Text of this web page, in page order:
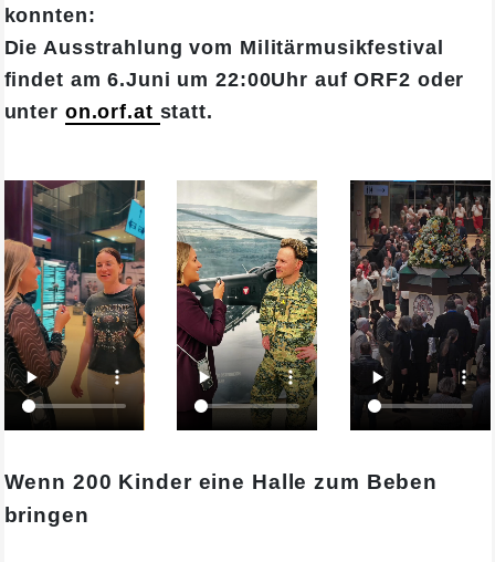
konnten:
Die Ausstrahlung vom Militärmusikfestival
findet am 6.Juni um 22:00Uhr auf ORF2 oder
unter on.orf.at statt.
Wenn 200 Kinder eine Halle zum Beben
bringen